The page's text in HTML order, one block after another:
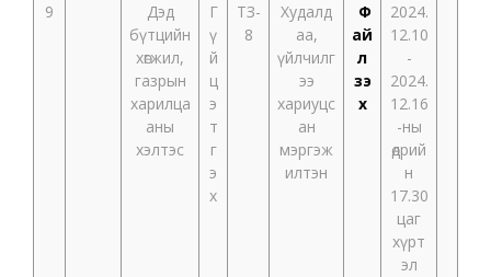
9
Дэд
бүтцийн
хөгжил,
газрын
харилца
аны
хэлтэс
Г
ү
й
ц
э
т
г
э
х
ТЗ-
8
Худалд
аа,
үйлчилг
ээ
хариуцс
ан
мэргэж
илтэн
Ф
ай
л
үзэ
х
2024.
12.10
-
2024.
12.16
-ны
өдрий
н
17.30
цаг
хүрт
эл